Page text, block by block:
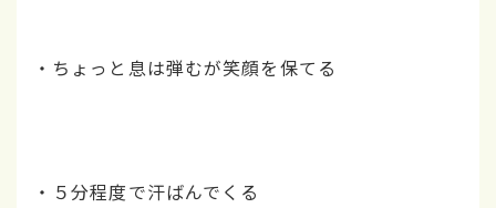
・ちょっと息は弾むが笑顔を保てる
・５分程度で汗ばんでくる